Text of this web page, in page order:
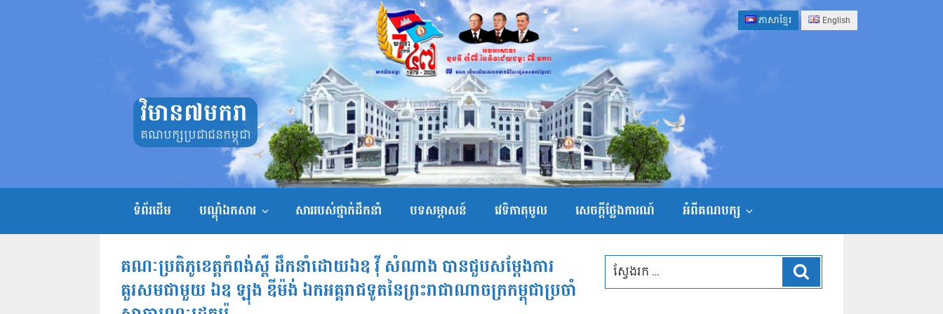
ភាសាខ្មែរ English
វិមាន៧មករា
គណបក្សប្រជាជនកម្ពុជា
ទំព័រដើម បណ្តុំឯកសារ សាររបស់ថ្នាក់ដឹកនាំ បទសម្ភាសន៍ វេទិកាតុមូល សេចក្ដីថ្លែងការណ៍ អំពីគណបក្ស
គណៈប្រតិភូខេត្តកំពង់ស្ពឺ ដឹកនាំដោយឯឧ វុី សំណាង បានជួបសម្ដែងការ
គួរសមជាមួយ​ ឯឧ ឡុង ឌីម៉ង់ ឯកអគ្គរាជទូតនៃព្រះរាជាណាចក្រកម្ពុជាប្រចាំ